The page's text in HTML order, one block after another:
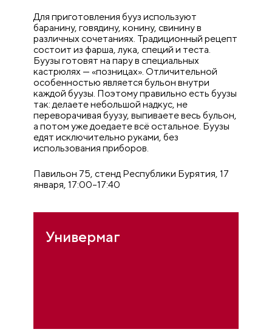
Для приготовления бууз используют
баранину, говядину, конину, свинину в
различных сочетаниях. Традиционный рецепт
состоит из фарша, лука, специй и теста.
Буузы готовят на пару в специальных
кастрюлях — «позницах». Отличительной
особенностью является бульон внутри
каждой буузы. Поэтому правильно есть буузы
так: делаете небольшой надкус, не
переворачивая буузу, выпиваете весь бульон,
а потом уже доедаете всё остальное. Буузы
едят исключительно руками, без
использования приборов.
Павильон 75, стенд Республики Бурятия, 17
января, 17:00–17:40
Универмаг